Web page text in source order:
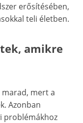
erősítésében,
teli életben.
amikre
mert a
Azonban
problémákhoz